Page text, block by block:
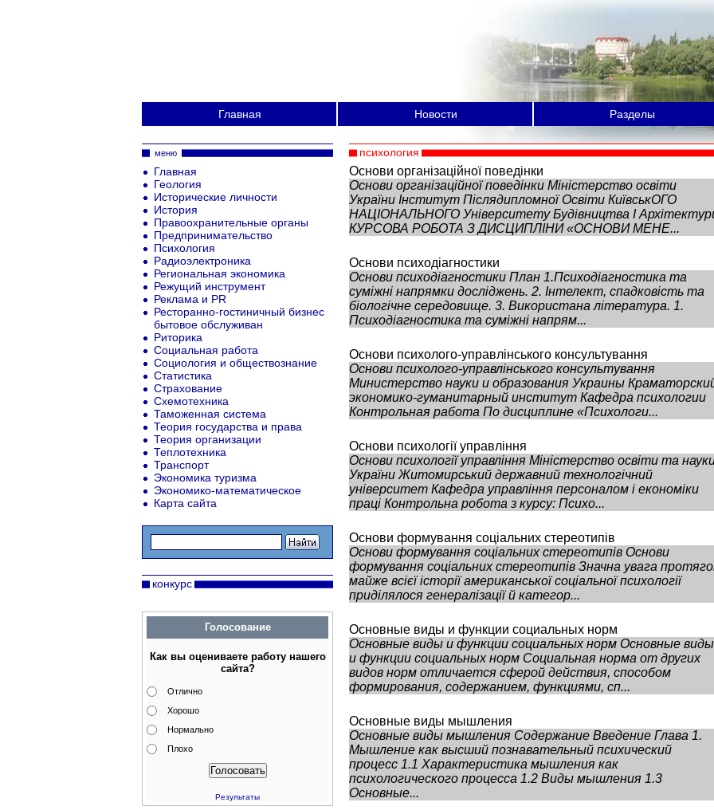
Главная Новости Разделы
психология
Основи організаційної поведінки
Основи організаційної поведінки Міністерство освіти
України Інститут Післядипломної Освіти КиївськОГО
НАЦІОНАЛЬНОГО Університету Будівництва І
КУРСОВА РОБОТА З ДИСЦИПЛІНИ «ОСНОВИ МЕНЕ...
Основи психодіагностики
Основи психодіагностики План 1.Психодіагностика та
суміжні напрямки досліджень. 2. Інтелект, спадковість та
біологічне середовище. 3. Використана література. 1.
Психодіагностика та суміжні напрям...
Основи психолого-управлінського консультування
Основи психолого-управлінського консультування
Министерство науки и образования Украины
экономико-гуманитарный институт Кафедра психологии
Контрольная работа По дисциплине «Психологи...
Основи психології управління
Основи психології управління Міністерство освіти та
України Житомирський державний технологічний
університет Кафедра управління персоналом і економіки
праці Контрольна робота з курсу: Психо...
Основи формування соціальних стереотипів
Основи формування соціальних стереотипів Основи
формування соціальних стереотипів Значна увага
майже всієї історії американської соціальної психології
приділялося генералізації й категор...
Основные виды и функции социальных норм
Основные виды и функции социальных норм Основные виды
и функции социальных норм Социальная норма от других
видов норм отличается сферой действия, способом
формирования, содержанием, функциями, сп...
Основные виды мышления
Основные виды мышления Содержание Введение Глава 1.
Мышление как высший познавательный психический
процесс 1.1 Характеристика мышления как
психологического процесса 1.2 Виды мышления 1.3
Основные...
меню
Главная
Геология
Исторические личности
История
Правоохранительные органы
Предпринимательство
Психология
Радиоэлектроника
Региональная экономика
Режущий инструмент
Реклама и PR
Ресторанно-гостиничный бизнес
бытовое обслуживан
Риторика
Социальная работа
Социология и обществознание
Статистика
Страхование
Схемотехника
Таможенная система
Теория государства и права
Теория организации
Теплотехника
Транспорт
Экономика туризма
Экономико-математическое
Карта сайта
конкурс
Голосование
Как вы оцениваете работу нашего
сайта?
Отлично
Хорошо
Нормально
Плохо
Результаты